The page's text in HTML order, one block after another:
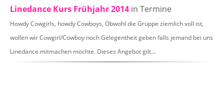
Linedance Kurs Frühjahr 2014 in Termine
Howdy Cowgirls, howdy Cowboys, Obwohl die Gruppe ziemlich voll ist,
wollen wir Cowgirl/Cowboy noch Gelegentheit geben falls jemand bei uns
Linedance mitmachen möchte. Dieses Angebot gilt…